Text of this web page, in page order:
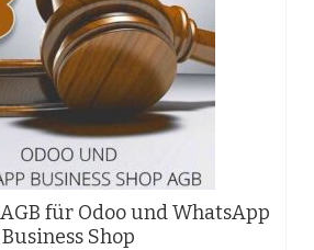
für Odoo und WhatsApp
Business Shop